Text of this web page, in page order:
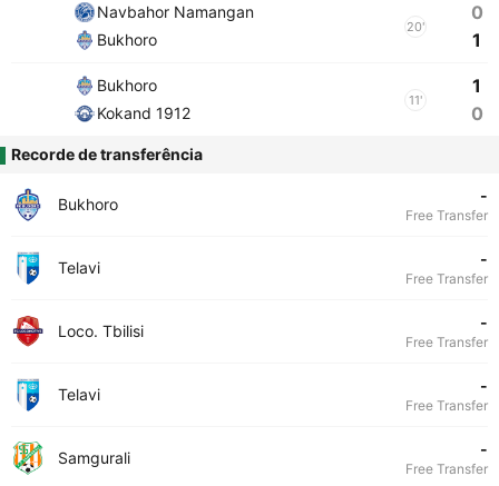
Navbahor Namangan
Bukhoro
20'
0
1
Bukhoro
Kokand 1912
11'
1
0
Recorde de transferência
Bukhoro -
Free Transfer
Telavi -
Free Transfer
Loco. Tbilisi -
Free Transfer
Telavi -
Free Transfer
Samgurali -
Free Transfer